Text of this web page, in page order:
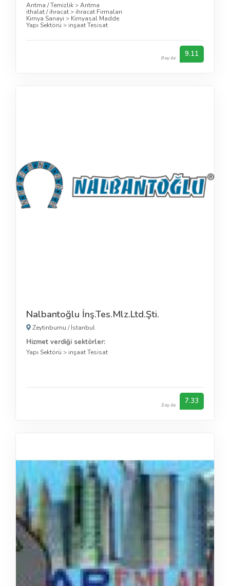
Arıtma / Temizlik>Arıtma
ithalat / ihracat> ihracat Firmaları
Kimya Sanayi > Kimyasal Madde
Yapı Sektörü > inşaat Tesisat
9 oy ile 9.11
Nalbantoğlu İnş.Tes.Mlz.Ltd.Şti.
Zeytinburnu /İstanbul
Hizmet verdiği sektörler:
Yapı Sektörü > inşaat Tesisat
3 oy ile 7.33